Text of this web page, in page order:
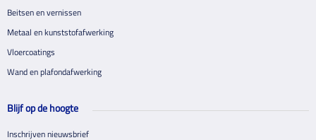
Beitsen en vernissen
Metaal en kunststofafwerking
Vloercoatings
Wand en plafondafwerking
Blijf op de hoogte
Inschrijven nieuwsbrief